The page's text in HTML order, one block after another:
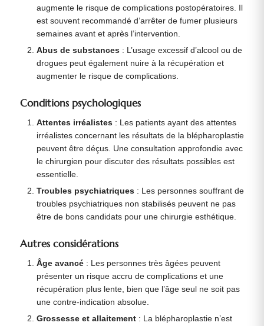
augmente le risque de complications postopératoires. Il
est souvent recommandé d’arrêter de fumer plusieurs
semaines avant et après l’intervention.
Abus de substances : L’usage excessif d’alcool ou de
drogues peut également nuire à la récupération et
augmenter le risque de complications.
Conditions psychologiques
Attentes irréalistes : Les patients ayant des attentes
irréalistes concernant les résultats de la blépharoplastie
peuvent être déçus. Une consultation approfondie avec
le chirurgien pour discuter des résultats possibles est
essentielle.
Troubles psychiatriques : Les personnes souffrant de
troubles psychiatriques non stabilisés peuvent ne pas
être de bons candidats pour une chirurgie esthétique.
Autres considérations
Âge avancé : Les personnes très âgées peuvent
présenter un risque accru de complications et une
récupération plus lente, bien que l’âge seul ne soit pas
une contre-indication absolue.
Grossesse et allaitement : La blépharoplastie n’est